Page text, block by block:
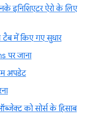
इनिशिएटर ऐरो के लिए
में किए गए सुधार
पर जाना
अपडेट
को सोर्स के हिसाब